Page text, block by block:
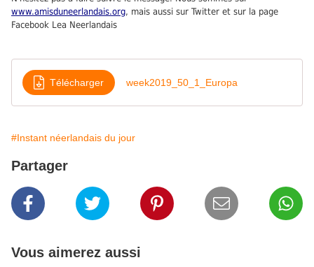
www.amisduneerlandais.org, mais aussi sur Twitter et sur la page
Facebook Lea Neerlandais
Télécharger week2019_50_1_Europa
#Instant néerlandais du jour
Partager
Vous aimerez aussi